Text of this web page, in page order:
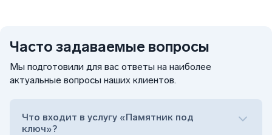
Часто задаваемые вопросы
Мы подготовили для вас ответы на наиболее
актуальные вопросы наших клиентов.
Что входит в услугу «Памятник под
ключ»?